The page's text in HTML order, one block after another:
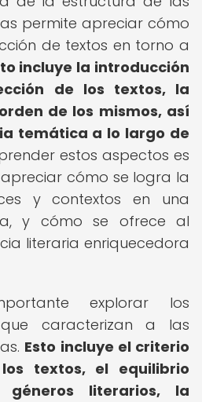
permite apreciar cómo
de textos en torno a
incluye la introducción
de los textos, la
de los mismos, así
temática a lo largo de
estos aspectos es
cómo se logra la
y contextos en una
y cómo se ofrece al
literaria enriquecedora
explorar los
caracterizan a las
Esto incluye el criterio
textos, el equilibrio
géneros literarios, la